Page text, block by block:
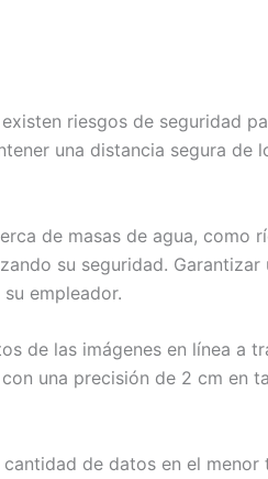
riesgos de seguridad
una distancia segura de
de masas de agua, como
su seguridad.
empleador.
de las imágenes en línea a
una precisión de 2 cm en
de datos en el menor